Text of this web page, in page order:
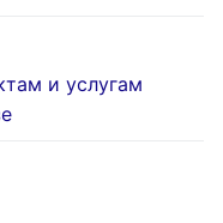
и услугам